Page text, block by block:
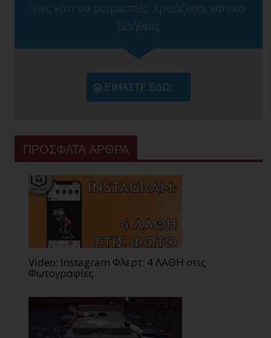
Θες κάτι να μοιραστείς; Χρειάζεσαι κάποια
βοήθεια;
ΕΙΜΑΣΤΕ ΕΔΩ!
ΠΡΟΣΦΑΤΑ ΑΡΘΡΑ
Video: Instagram Φλερτ: 4 ΛΑΘΗ στις
Φωτογραφίες